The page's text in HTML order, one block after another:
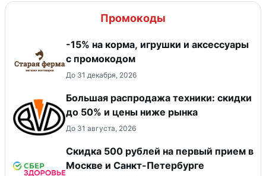
Промокоды
-15% на корма, игрушки и аксессуары
с промокодом
До 31 декабря, 2026
Большая распродажа техники: скидки
до 50% и цены ниже рынка
До 31 августа, 2026
Скидка 500 рублей на первый прием в
Москве и Санкт-Петербурге